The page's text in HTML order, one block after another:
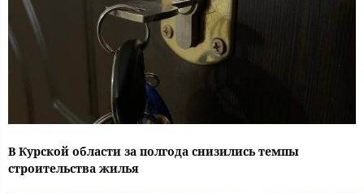
В Курской области за полгода снизились темпы
строительства жилья